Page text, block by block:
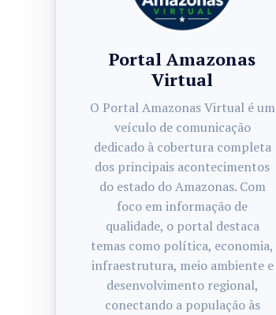
Portal Amazonas
Virtual
O Portal Amazonas Virtual é um
veículo de comunicação
dedicado à cobertura completa
dos principais acontecimentos
do estado do Amazonas. Com
foco em informação de
qualidade, o portal destaca
temas como política, economia,
infraestrutura, meio ambiente e
desenvolvimento regional,
conectando a população às